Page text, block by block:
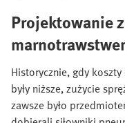
Projektowanie
Historycznie, gdy
były niższe, zużycie
zawsze było